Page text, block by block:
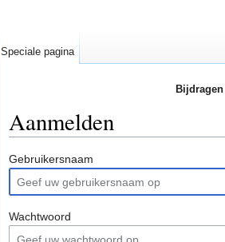
Aanmelden
Gebruikersnaam
Wachtwoord
Speciale pagina